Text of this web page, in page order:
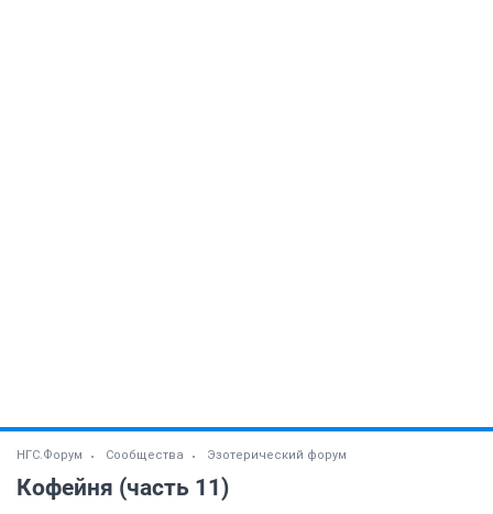
НГС.Форум Сообщества Эзотерический форум
Кофейня (часть 11)